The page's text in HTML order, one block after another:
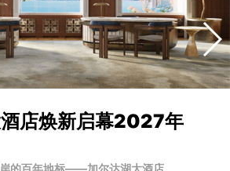
店焕新启幕2027年